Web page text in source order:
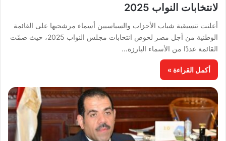
لانتخابات النواب 2025
أعلنت تنسيقية شباب الأحزاب والسياسيين أسماء مرشحيها على القائمة
الوطنية من أجل مصر لخوض انتخابات مجلس النواب 2025، حيث ضمّت
القائمة عددًا من الأسماء البارزة…
أكمل القراءة »